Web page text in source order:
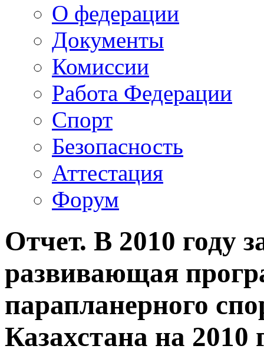
О федерации
Документы
Комиссии
Работа Федерации
Спорт
Безопасность
Аттестация
Форум
Отчет. В 2010 году
развивающая
парапланерного
Казахстана на 2010